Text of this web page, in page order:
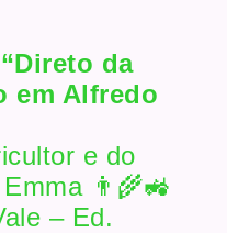
da
em Alfredo
e do
👨‍🌾🚜
– Ed.